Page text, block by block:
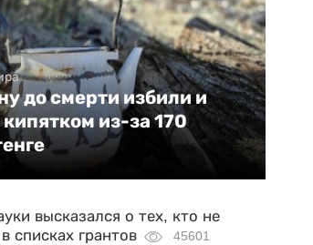
до смерти избили и
из-за 170
высказался о тех, кто не
списках грантов
45601